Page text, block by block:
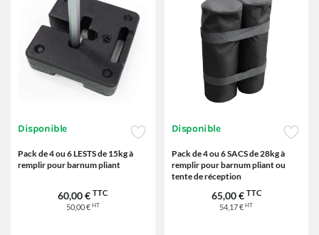
Disponible
Pack de 4 ou 6 LESTS de 15kg à
remplir pour barnum pliant
60,00 € TTC
50,00 € HT
Disponible
Pack de 4 ou 6 SACS de 28kg à
remplir pour barnum pliant ou
tente de réception
65,00 € TTC
54,17 €HT